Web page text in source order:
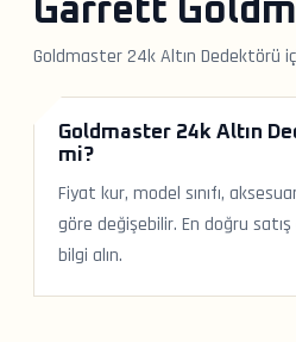
Garrett
Goldmaster 24k Altın Dedektörü
Goldmaster 24k Altın
mi?
Fiyat kur, model sınıfı,
göre değişebilir. En doğru
bilgi alın.